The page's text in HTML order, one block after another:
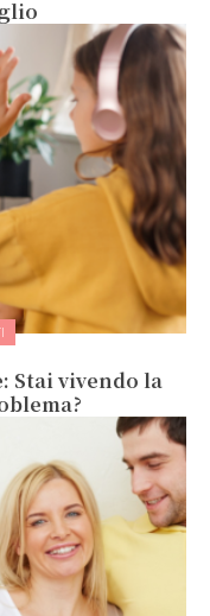
Stai vivendo la